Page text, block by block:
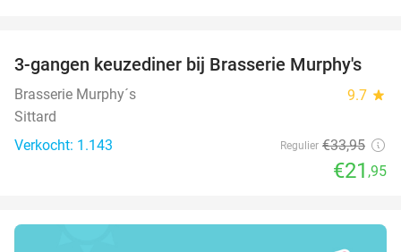
35%
3-gangen keuzediner bij Brasserie Murphy's
Brasserie Murphy´s 9.7 star
Sittard
Verkocht: 1.143
Regulier €33,95
€21 ,95